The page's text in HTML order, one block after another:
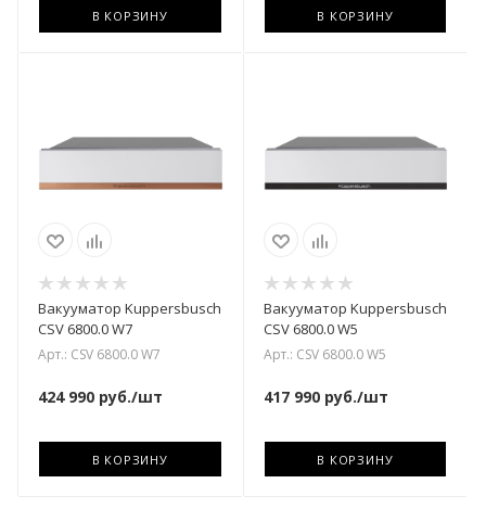
В КОРЗИНУ В КОРЗИНУ
Вакууматор Kuppersbusch
CSV 6800.0 W7
Арт.: CSV 6800.0 W7
424 990 руб./шт
В КОРЗИНУ
Вакууматор Kuppersbusch
CSV 6800.0 W5
Арт.: CSV 6800.0 W5
417 990руб./шт
В КОРЗИНУ